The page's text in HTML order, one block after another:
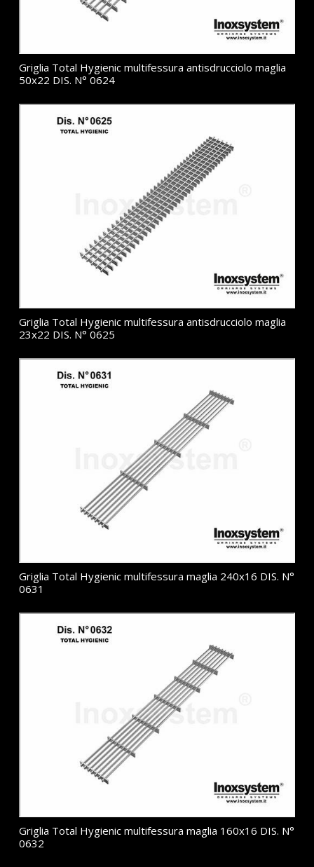
Griglia Total Hygienic multifessura antisdrucciolo maglia
50x22 DIS. N° 0624
Griglia Total Hygienic multifessura antisdrucciolo maglia
23x22 DIS. N° 0625
Griglia Total Hygienic multifessura maglia 240x16 DIS. N°
0631
Griglia Total Hygienic multifessura maglia 160x16 DIS. N°
0632